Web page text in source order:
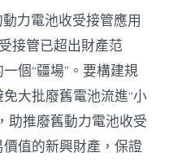
動力電池收受接管應用
接管已超出財產范
個“疆場”。要構建規
大批廢舊電池流進“小
助推廢舊動力電池收受
值的新興財產，保證